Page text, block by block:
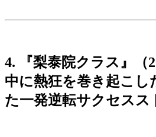
4. 『梨泰院クラス』（
中に熱狂を巻き起こし
た一発逆転サクセスス